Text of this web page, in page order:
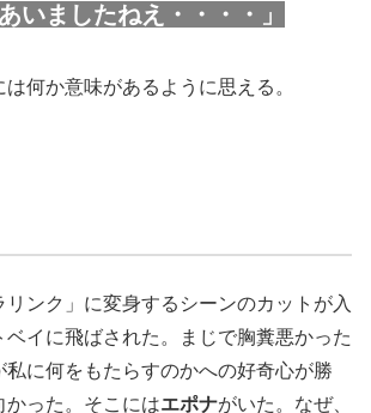
いましたねえ・・・・」
は何か意味があるように思える。
リンク」に変身するシーンのカットが入
ベイに飛ばされた。まじで胸糞悪かった
私に何をもたらすのかへの好奇心が勝
かった。そこにはエポナがいた。なぜ、